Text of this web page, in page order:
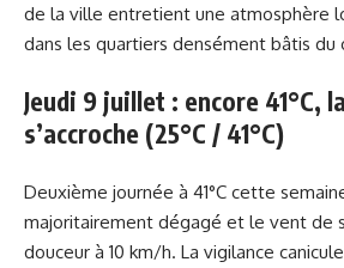
de la ville entretient une atmosphère
dans les quartiers densément bâtis du
Jeudi 9 juillet : encore 41°C,
s’accroche (25°C / 41°C)
Deuxième journée à 41°C cette
majoritairement dégagé et le vent de
douceur à 10 km/h. La vigilance